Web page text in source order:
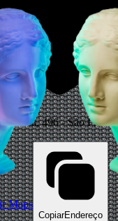
496 - São
Maps
CopiarEndereço